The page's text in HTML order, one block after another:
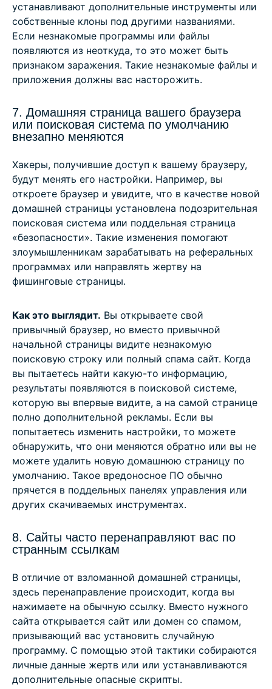
устанавливают дополнительные инструменты или
собственные клоны под другими названиями.
Если незнакомые программы или файлы
появляются из неоткуда, то это может быть
признаком заражения. Такие незнакомые файлы и
приложения должны вас насторожить.
7. Домашняя страница вашего браузера
или поисковая система по умолчанию
внезапно меняются
Хакеры, получившие доступ к вашему браузеру,
будут менять его настройки. Например, вы
откроете браузер и увидите, что в качестве новой
домашней страницы установлена подозрительная
поисковая система или поддельная страница
«безопасности». Такие изменения помогают
злоумышленникам зарабатывать на реферальных
программах или направлять жертву на
фишинговые страницы.
Как это выглядит. Вы открываете свой
привычный браузер, но вместо привычной
начальной страницы видите незнакомую
поисковую строку или полный спама сайт. Когда
вы пытаетесь найти какую-то информацию,
результаты появляются в поисковой системе,
которую вы впервые видите, а на самой странице
полно дополнительной рекламы. Если вы
попытаетесь изменить настройки, то можете
обнаружить, что они меняются обратно или вы не
можете удалить новую домашнюю страницу по
умолчанию. Такое вредоносное ПО обычно
прячется в поддельных панелях управления или
других скачиваемых инструментах.
8. Сайты часто перенаправляют вас по
странным ссылкам
В отличие от взломанной домашней страницы,
здесь перенаправление происходит, когда вы
нажимаете на обычную ссылку. Вместо нужного
сайта открывается сайт или домен со спамом,
призывающий вас установить случайную
программу. С помощью этой тактики собираются
личные данные жертв или или устанавливаются
дополнительные опасные скрипты.